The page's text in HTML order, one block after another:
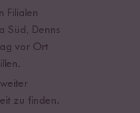
Filialen
Süd, Denns
vor Ort
zu finden.